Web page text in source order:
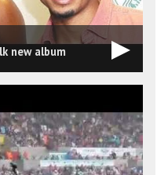
new album